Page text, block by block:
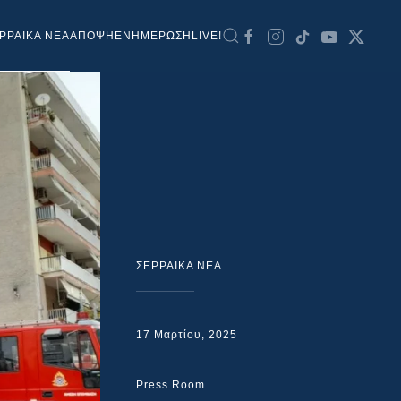
ΝΕΑΑΠΟΨΗ ΕΝΗΜΕΡΩΣΗ LIVE!
ΣΕΡΡΑΙΚΑ ΝΕΑ
17 Μαρτίου, 2025
Press Room